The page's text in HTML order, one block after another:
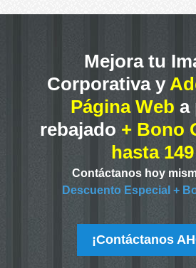
Mejora tu
Corporativa y
Página Web a
rebajado + Bono
hasta
Contáctanos hoy
Descuento Especial +
¡Contáctanos